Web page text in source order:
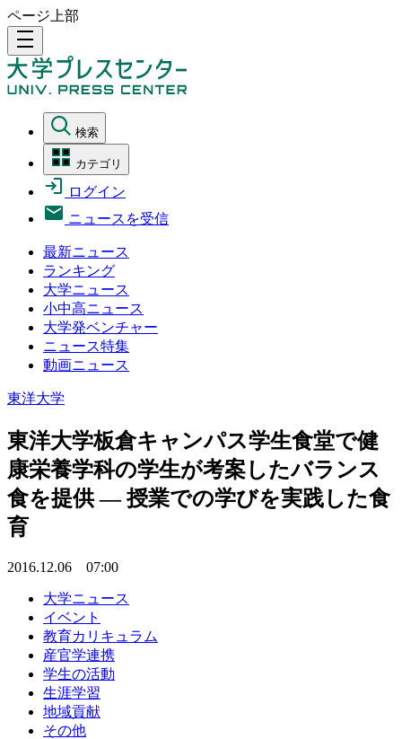
ページ上部
density_medium
検索
カテゴリ
ログイン
ニュースを受信
最新ニュース
ランキング
大学ニュース
小中高ニュース
大学発ベンチャー
ニュース特集
動画ニュース
東洋大学
東洋大学板倉キャンパス学生食堂で健
康栄養学科の学生が考案したバランス
食を提供 — 授業での学びを実践した食
育
2016.12.06 07:00
大学ニュース
イベント
教育カリキュラム
産官学連携
学生の活動
生涯学習
地域貢献
その他